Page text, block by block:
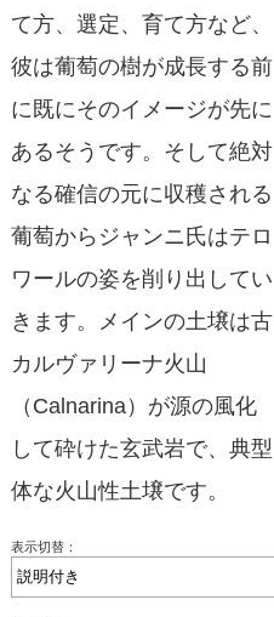
て方、選定、育て方など、
彼は葡萄の樹が成長する前
に既にそのイメージが先に
あるそうです。そして絶対
なる確信の元に収穫される
葡萄からジャンニ氏はテロ
ワールの姿を削り出してい
きます。メインの土壌は古
カルヴァリーナ火山
（Calnarina）が源の風化
して砕けた玄武岩で、典型
体な火山性土壌です。
表示切替：